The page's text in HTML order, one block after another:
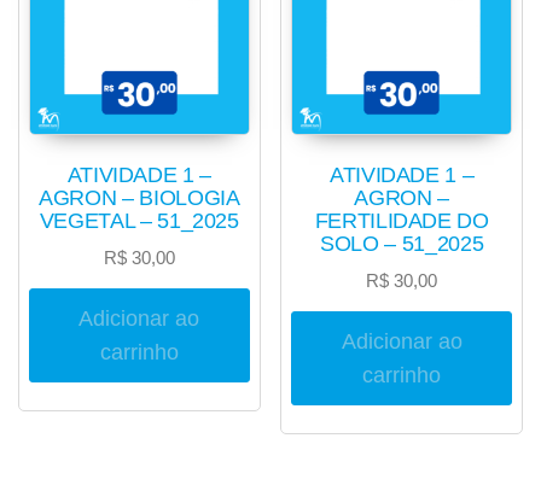
ATIVIDADE 1 –
AGRON – BIOLOGIA
VEGETAL – 51_2025
R$30,00
Adicionar ao
carrinho
ATIVIDADE 1 –
AGRON –
FERTILIDADE DO
SOLO – 51_2025
R$ 30,00
Adicionar ao
carrinho